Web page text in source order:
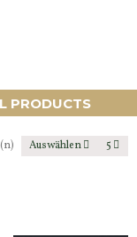
PRODUCTS
Auswählen 5